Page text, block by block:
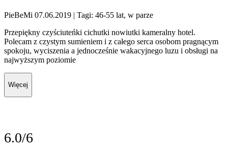
PieBeMi 07.06.2019 | Tagi: 46-55 lat, w parze
Przepiękny czyściuteńki cichutki nowiutki kameralny hotel.
Polecam z czystym sumieniem i z całego serca osobom pragnącym
spokoju, wyciszenia a jednocześnie wakacyjnego luzu i obsługi na
najwyższym poziomie
Więcej
6.0/6